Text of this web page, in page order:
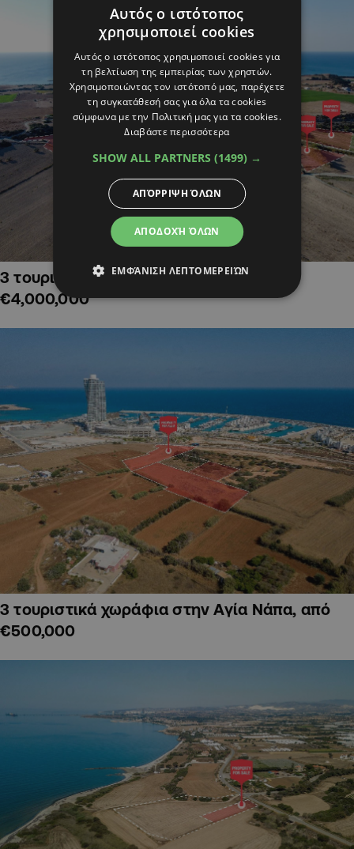
3 τουριστικά χωράφια στην Αλαμινό,
€4,000,000
3 τουριστικά χωράφια στην Αγία Νάπα, από
€500,000
Αυτός ο ιστότοπος
χρησιμοποιεί cookies
Αυτός ο ιστότοπος χρησιμοποιεί cookies για
τη βελτίωση της εμπειρίας των χρηστών.
Χρησιμοποιώντας τον ιστότοπό μας, παρέχετε
τη συγκατάθεσή σας για όλα τα cookies
σύμφωνα με την Πολιτική μας για τα cookies.
Διαβάστε περισσότερα
SHOW ALL PARTNERS (1499) →
ΑΠΟΔΟΧΉ ΌΛΩΝ
ΑΠΌΡΡΙΨΗ ΌΛΩΝ
ΕΜΦΆΝΙΣΗ ΛΕΠΤΟΜΕΡΕΙΏΝ